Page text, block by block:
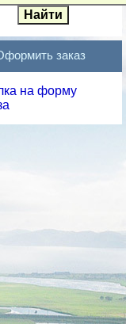
заказ
на форму